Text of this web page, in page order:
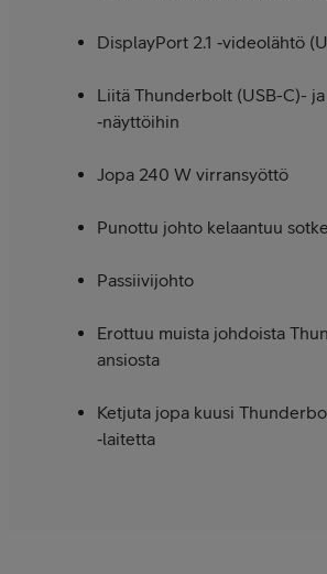
DisplayPort 2.1 ‑videolähtö
Liitä Thunderbolt (USB-C)-
‑näyttöihin
Jopa 240 W virransyöttö
Punottu johto kelaantuu
Passiivi­­johto
Erottuu muista johdoista
ansiosta
Ketjuta jopa kuusi
‑laitetta